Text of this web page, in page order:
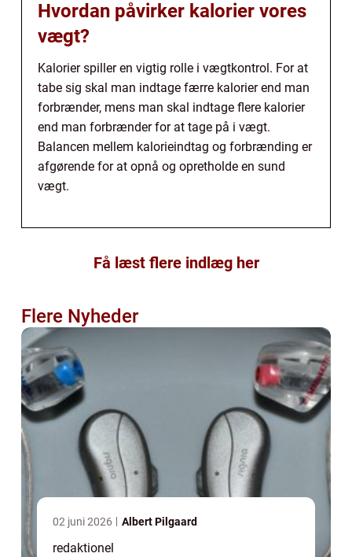
Hvordan påvirker kalorier vores
vægt?
Kalorier spiller en vigtig rolle i vægtkontrol. For at
tabe sig skal man indtage færre kalorier end man
forbrænder, mens man skal indtage flere kalorier
end man forbrænder for at tage på i vægt.
Balancen mellem kalorieindtag og forbrænding er
afgørende for at opnå og opretholde en sund
vægt.
Få læst flere indlæg her
Flere Nyheder
02 juni 2026 Albert Pilgaard
redaktionel